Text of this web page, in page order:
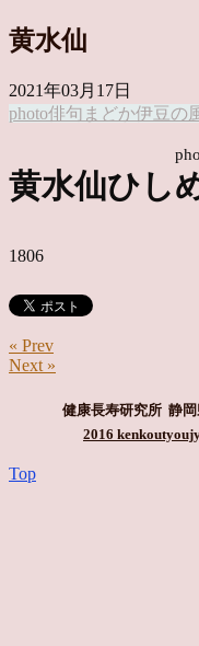
黄水仙
2021年03月17日
photo俳句 まどか伊豆の
黄水仙ひし
1806
« Prev
Next »
健康長寿研究所 静
2016
Top